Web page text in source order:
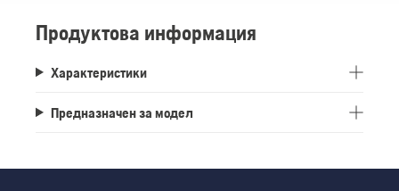
Продуктова информация
Характеристики
Предназначен за модел